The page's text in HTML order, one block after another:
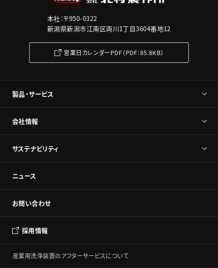
本社：〒950-0322
新潟県新潟市江南区両川1丁目3604番地12
営業日カレンダーPDF（PDF：85.8KB）
製品・サービス
会社情報
サステナビリティ
ニュース
お問い合わせ
採用情報
産業用洗浄装置のアフターサービスについて